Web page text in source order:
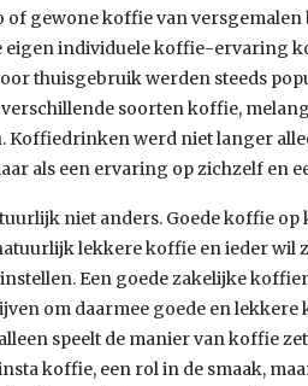
of gewone koffie van versgemalen
eigen individuele koffie-ervaring
thuisgebruik werden steeds
soorten koffie,
Koffiedrinken werd niet langer
als een ervaring op zichzelf en
niet anders. Goede koffie
lekkere koffie en ieder wil
Een goede zakelijke
om daarmee goede en lekkere
speelt de manier van koffie
koffie, een rol in de smaak,